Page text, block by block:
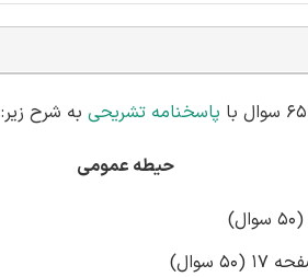
پاسخنامه تشریحی به شرح زیر:
حیطه عمومی